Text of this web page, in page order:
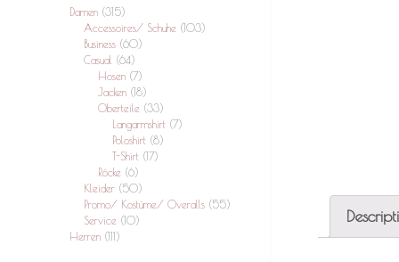
Damen (315)
Accessoires/ Schuhe (103)
Business (60)
Casual (64)
Hosen (7)
Jacken (18)
Oberteile (33)
Langarmshirt (7)
Poloshirt (8)
T-Shirt (17)
Röcke (6)
Kleider (50)
Promo/ Kostüme/ Overalls (55)
Service (10)
Herren (111)